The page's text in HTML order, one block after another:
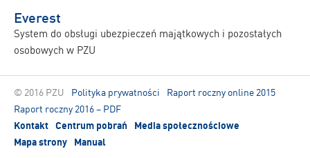
Everest
System do obsługi ubezpieczeń majątkowych i pozostałych
osobowych w PZU
© 2016 PZU Polityka prywatności
Raport roczny online 2015
Raport roczny 2016 – PDF
Kontakt Centrum pobrań
Media społecznościowe
Mapa strony
Manual